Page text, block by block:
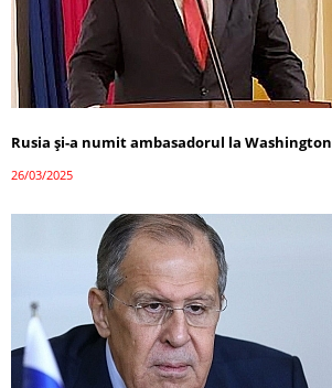
Rusia și-a numit ambasadorul la Washington
26/03/2025